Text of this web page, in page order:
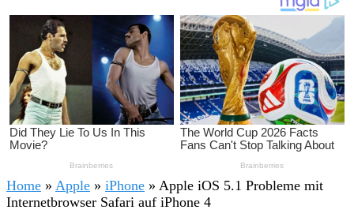
Home » Apple » iPhone » Apple iOS 5.1 Probleme mit
Internetbrowser Safari auf iPhone 4